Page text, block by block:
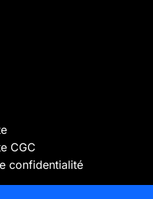
CGC
confidentialité